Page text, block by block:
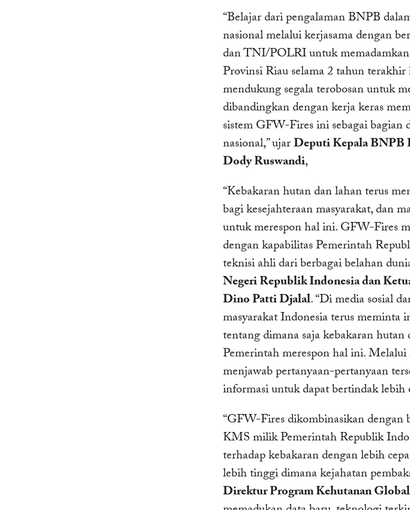
“Belajar dari pengalaman BNPB
nasional melalui kerjasama dengan
dan TNI/POLRI untuk
Provinsi Riau selama 2 tahun
mendukung segala terobosan untuk
dibandingkan dengan kerja keras
sistem GFW-Fires ini sebagai bagian
nasional,” ujarDeputi Kepala BNPB
Dody Ruswandi,
“Kebakaran hutan dan lahan terus
bagi kesejahteraan masyarakat, dan
untuk merespon hal ini. GFW-Fires
dengan kapabilitas Pemerintah
teknisi ahli dari berbagai belahan
Negeri Republik Indonesia dan
Dino Patti Djalal. “Di media sosial
masyarakat Indonesia terus
tentang dimana saja kebakaran
Pemerintah merespon hal ini.
menjawab pertanyaan-pertanyaan
informasi untuk dapat bertindak lebih
“GFW-Fires dikombinasikan dengan
KMS milik Pemerintah Republik
terhadap kebakaran dengan lebih
lebih tinggi dimana kejahatan
Direktur Program Kehutanan